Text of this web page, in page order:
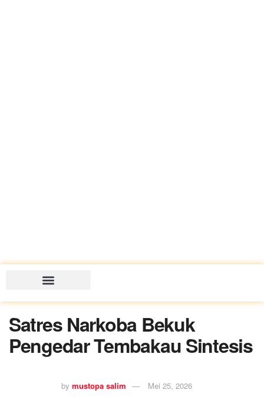
Satres Narkoba Bekuk
Pengedar Tembakau Sintesis
by mustopa salim Mei 25, 2026